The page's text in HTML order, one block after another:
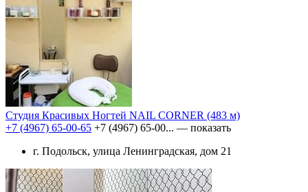
Студия Красивых Ногтей NAIL CORNER (483 м)
+7 (4967) 65-00-65 +7 (4967) 65-00... — показать
г. Подольск, улица Ленинградская, дом 21